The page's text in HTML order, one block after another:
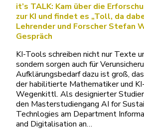
it’s TALK: Kam über die
zur KI und findet es „Toll, da
Lehrender und Forscher Stefan
Gespräch
KI-Tools schreiben nicht nur Texte
sondern sorgen auch für
Aufklärungsbedarf dazu ist groß,
der habilitierte Mathematiker und
Wegenkittl. Als designierter
den Masterstudiengang AI for
Technlogies am Department
and Digitalisation an…